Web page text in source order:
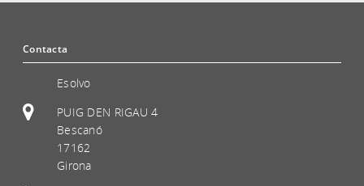
Contacta
Esolvo
PUIG DEN RIGAU 4
Bescanó
17162
Girona